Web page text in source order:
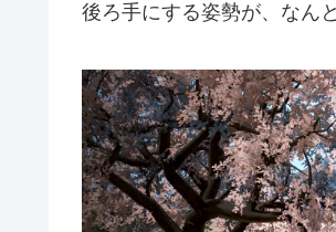
後ろ手にする姿勢が、なん